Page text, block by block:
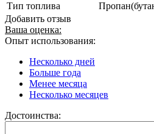
Тип топлива
Добавить отзыв
Ваша оценка:
Опыт использования:
Несколько дней
Больше года
Менее месяца
Несколько месяцев
Достоинства: